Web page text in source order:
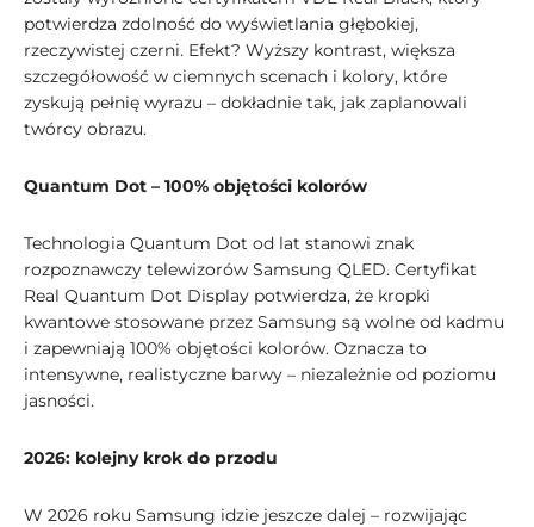
potwierdza zdolność do wyświetlania głębokiej,
rzeczywistej czerni. Efekt? Wyższy kontrast, większa
szczegółowość w ciemnych scenach i kolory, które
zyskują pełnię wyrazu – dokładnie tak, jak zaplanowali
twórcy obrazu.
Quantum Dot – 100% objętości kolorów
Technologia Quantum Dot od lat stanowi znak
rozpoznawczy telewizorów Samsung QLED. Certyfikat
Real Quantum Dot Display potwierdza, że kropki
kwantowe stosowane przez Samsung są wolne od kadmu
i zapewniają 100% objętości kolorów. Oznacza to
intensywne, realistyczne barwy – niezależnie od poziomu
jasności.
2026: kolejny krok do przodu
W 2026 roku Samsung idzie jeszcze dalej – rozwijając